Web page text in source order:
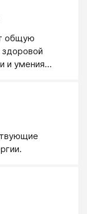
общую
и умения